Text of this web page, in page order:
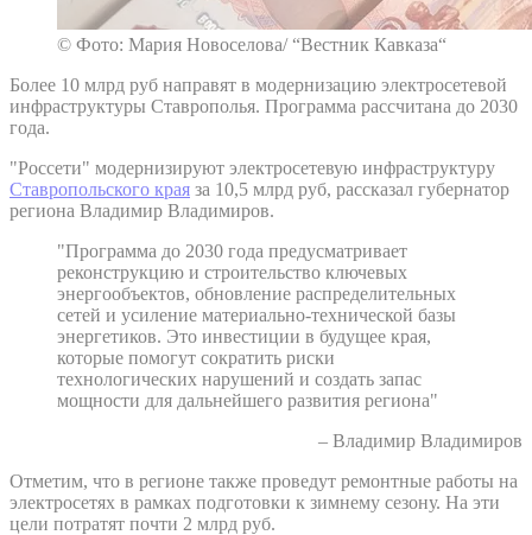
© Фото: Мария Новоселова/ “Вестник Кавказа“
Более 10 млрд руб направят в модернизацию электросетевой
инфраструктуры Ставрополья. Программа рассчитана до 2030
года.
"Россети" модернизируют электросетевую инфраструктуру
Ставропольского края за 10,5 млрд руб, рассказал губернатор
региона Владимир Владимиров.
"Программа до 2030 года предусматривает
реконструкцию и строительство ключевых
энергообъектов, обновление распределительных
сетей и усиление материально-технической базы
энергетиков. Это инвестиции в будущее края,
которые помогут сократить риски
технологических нарушений и создать запас
мощности для дальнейшего развития региона"
– Владимир Владимиров
Отметим, что в регионе также проведут ремонтные работы на
электросетях в рамках подготовки к зимнему сезону. На эти
цели потратят почти 2 млрд руб.